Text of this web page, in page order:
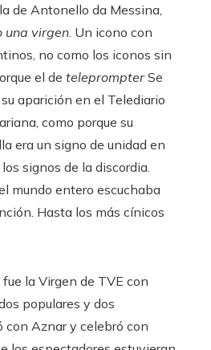
de Antonello da Messina,
una virgen . Un icono con
no como los iconos sin
el de teleprompterSe
aparición en el Telediario
como porque su
era un signo de unidad en
signos de la discordia.
mundo entero escuchaba
Hasta los más cínicos
la Virgen de TVE con
populares y dos
​​con Aznar y celebró con